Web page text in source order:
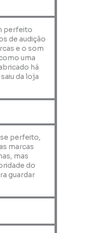
perfeito
de audição
e o som
uma
há
da loja
perfeito,
marcas
mas
do
guardar